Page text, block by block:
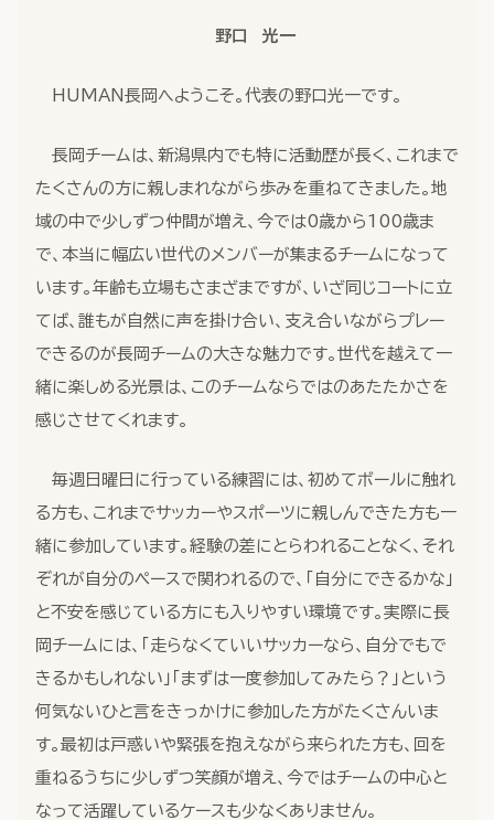
野口 光一
HUMAN長岡へようこそ。代表の野口光一です。
長岡チームは、新潟県内でも特に活動歴が長く、これまで
たくさんの方に親しまれながら歩みを重ねてきました。地
域の中で少しずつ仲間が増え、今では0歳から100歳ま
で、本当に幅広い世代のメンバーが集まるチームになって
います。年齢も立場もさまざまですが、いざ同じコートに立
てば、誰もが自然に声を掛け合い、支え合いながらプレー
できるのが長岡チームの大きな魅力です。世代を越えて一
緒に楽しめる光景は、このチームならではのあたたかさを
感じさせてくれます。
毎週日曜日に行っている練習には、初めてボールに触れ
る方も、これまでサッカーやスポーツに親しんできた方も一
緒に参加しています。経験の差にとらわれることなく、それ
ぞれが自分のペースで関われるので、「自分にできるかな」
と不安を感じている方にも入りやすい環境です。実際に長
岡チームには、「走らなくていいサッカーなら、自分でもで
きるかもしれない」「まずは一度参加してみたら？」という
何気ないひと言をきっかけに参加した方がたくさんいま
す。最初は戸惑いや緊張を抱えながら来られた方も、回を
重ねるうちに少しずつ笑顔が増え、今ではチームの中心と
なって活躍しているケースも少なくありません。